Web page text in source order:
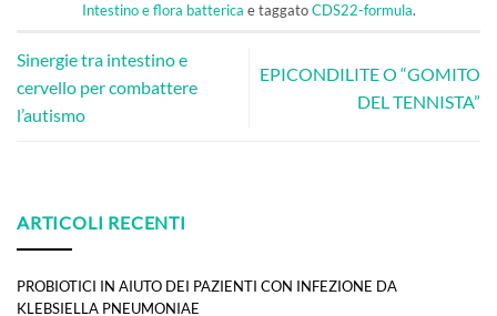
Intestino e flora batterica e taggatoCDS22-formula.
Sinergie tra intestino e
cervello per combattere
l’autismo
EPICONDILITE O “GOMITO
DEL TENNISTA”
ARTICOLI RECENTI
PROBIOTICI IN AIUTO DEI PAZIENTI CON INFEZIONE DA
KLEBSIELLA PNEUMONIAE